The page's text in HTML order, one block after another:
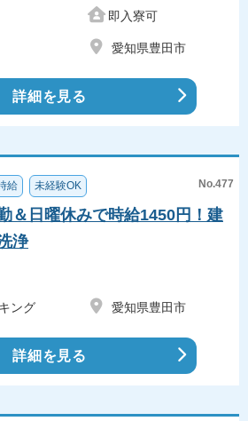
即入寮可
愛知県豊田市
詳細を見る
給 未経験OK No.477
＆日曜休みで時給1450円！建
浄
ング 愛知県豊田市
詳細を見る